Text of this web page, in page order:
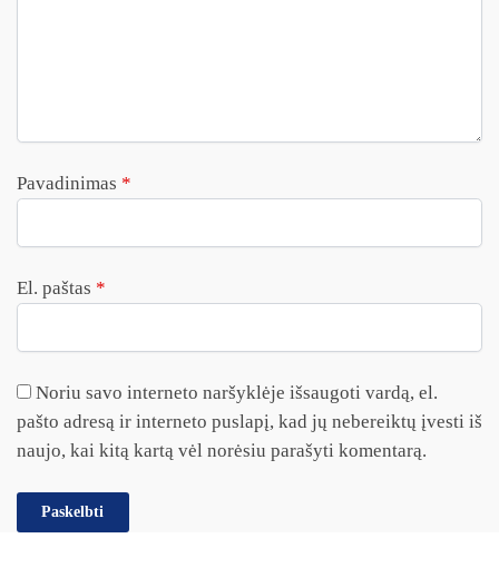
Pavadinimas *
El. paštas *
Noriu savo interneto naršyklėje išsaugoti vardą, el.
pašto adresą ir interneto puslapį, kad jų nebereiktų įvesti iš
naujo, kai kitą kartą vėl norėsiu parašyti komentarą.